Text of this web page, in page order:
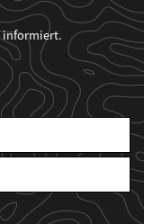
informiert.